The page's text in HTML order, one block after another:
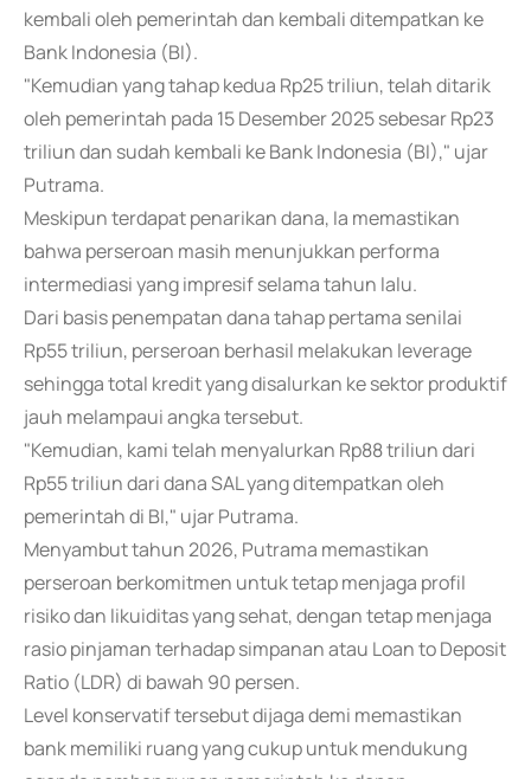
kembali oleh pemerintah dan kembali ditempatkan ke
Bank Indonesia (BI).
"Kemudian yang tahap kedua Rp25 triliun, telah ditarik
oleh pemerintah pada 15 Desember 2025 sebesar Rp23
triliun dan sudah kembali ke Bank Indonesia (BI)," ujar
Putrama.
Meskipun terdapat penarikan dana, Ia memastikan
bahwa perseroan masih menunjukkan performa
intermediasi yang impresif selama tahun lalu.
Dari basis penempatan dana tahap pertama senilai
Rp55 triliun, perseroan berhasil melakukan leverage
sehingga total kredit yang disalurkan ke sektor produktif
jauh melampaui angka tersebut.
"Kemudian, kami telah menyalurkan Rp88 triliun dari
Rp55 triliun dari dana SAL yang ditempatkan oleh
pemerintah di BI," ujar Putrama.
Menyambut tahun 2026, Putrama memastikan
perseroan berkomitmen untuk tetap menjaga profil
risiko dan likuiditas yang sehat, dengan tetap menjaga
rasio pinjaman terhadap simpanan atau Loan to Deposit
Ratio (LDR) di bawah 90 persen.
Level konservatif tersebut dijaga demi memastikan
bank memiliki ruang yang cukup untuk mendukung